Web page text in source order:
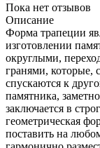
Пока нет отзывов
Описание
Форма трапеции
изготовлении
округлыми,
гранями, которые,
спускаются к
памятника,
заключается в
геометрическая
поставить на